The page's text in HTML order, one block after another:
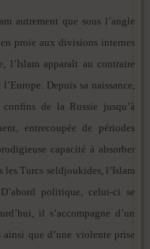
autrement que sous l’angle
en proie aux divisions internes
l’Islam apparaît au contraire
Depuis sa naissance,
de la Russie jusqu’à
entrecoupée de périodes
capacité à absorber
les Turcs seldjoukides, l’Islam
politique, celui-ci se
il s’accompagne d’un
que d’une violente prise